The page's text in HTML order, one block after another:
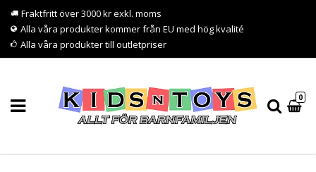
Fraktfritt över 3000 kr exkl. moms
Alla våra produkter kommer från EU med hög kvalité
Alla våra produkter till outletpriser
0